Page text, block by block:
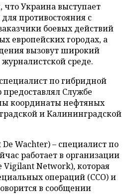
Украина выступает
противостояния с
боевых действий
европейских городах, а
вызовут широкий
среде.
по гибридной
предоставлял Службе
координаты нефтяных
и Калининградской
Wachter) – специалист по
работает в организации
Vigilant Network), которая
операций (ССО) и
в сообщении